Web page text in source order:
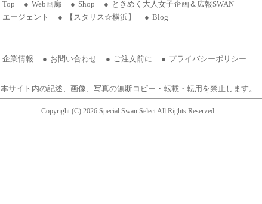
Top Web画廊 Shop
ときめく大人女子企画＆広報SWAN
エージェント
【スタリス☆横浜】 Blog
企業情報 お問い合わせ ご注文前に プライバシーポリシー
本サイト内の記述、画像、写真の無断コピー・転載・転用を禁止します。
Copyright (C) 2026 Special Swan Select All Rights Reserved.